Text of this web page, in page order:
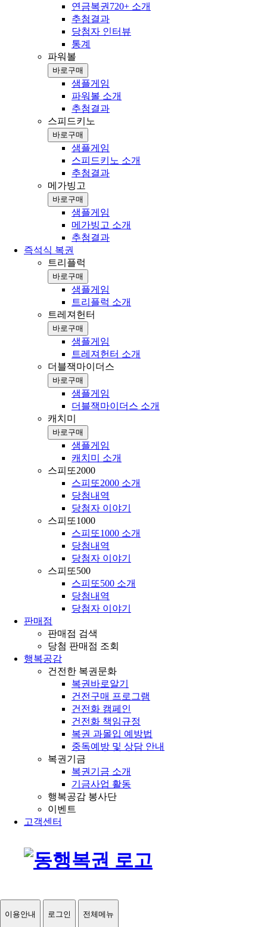
연금복권720+ 소개
추첨결과
당첨자 인터뷰
통계
파워볼
바로구매
샘플게임
파워볼 소개
추첨결과
스피드키노
바로구매
샘플게임
스피드키노 소개
추첨결과
메가빙고
바로구매
샘플게임
메가빙고 소개
추첨결과
즉석식 복권
트리플럭
바로구매
샘플게임
트리플럭 소개
트레져헌터
바로구매
샘플게임
트레져헌터 소개
더블잭마이더스
바로구매
샘플게임
더블잭마이더스 소개
캐치미
바로구매
샘플게임
캐치미 소개
스피또2000
스피또2000 소개
당첨내역
당첨자 이야기
스피또1000
스피또1000 소개
당첨내역
당첨자 이야기
스피또500
스피또500 소개
당첨내역
당첨자 이야기
판매점
판매점 검색
당첨 판매점 조회
행복공감
건전한 복권문화
복권바로알기
건전구매 프로그램
건전화 캠페인
건전화 책임규정
복권 과몰입 예방법
중독예방 및 상담 안내
복권기금
복권기금 소개
기금사업 활동
행복공감 봉사단
이벤트
고객센터
이용안내 로그인 전체메뉴